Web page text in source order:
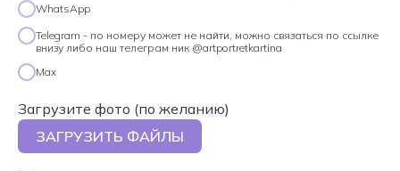
WhatsApp
Telegram - по номеру может не найти, можно связаться по ссылке
внизу либо наш телеграм ник @artportretkartina
Max
Загрузите фото (по желанию)
ЗАГРУЗИТЬ ФАЙЛЫ